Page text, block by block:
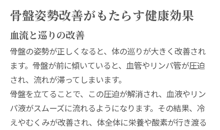
骨盤姿勢改善がもたらす健康効果
血流と巡りの改善
骨盤の姿勢が正しくなると、体の巡りが大きく改善され
ます。骨盤が前に傾いていると、血管やリンパ管が圧迫
され、流れが滞ってしまいます。
骨盤を立てることで、この圧迫が解消され、血液やリン
パ液がスムーズに流れるようになります。その結果、冷
えやむくみが改善され、体全体に栄養や酸素が行き渡る